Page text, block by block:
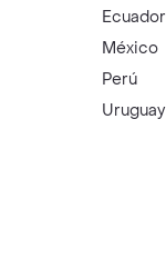
Ecuador
México
Perú
Uruguay